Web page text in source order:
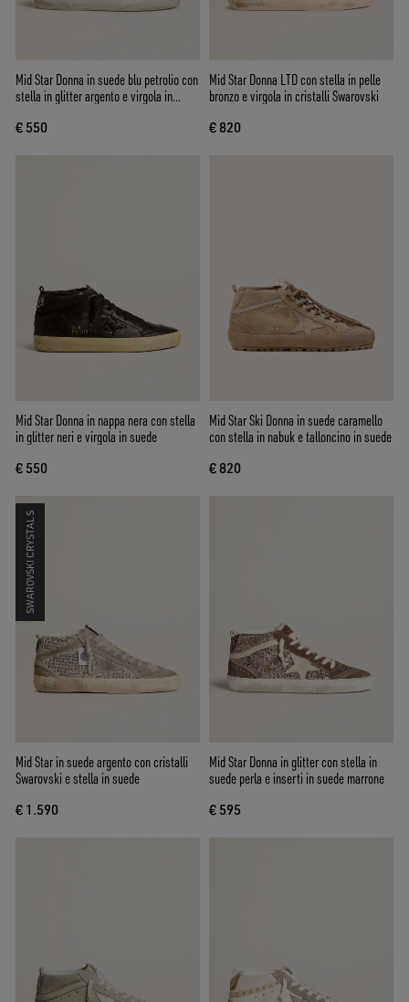
Mid Star Donna in suede blu petrolio con
stella in glitter argento e virgola in
€ 550
Mid Star Donna LTD con stella in pelle
bronzo e virgola in cristalli Swarovski
€ 820
Mid Star Donna in nappa nera con stella
in glitter neri e virgola in suede
€ 550
Mid Star Ski Donna in suede caramello
con stella in nabuk e talloncino in suede
€ 820
SWAROVSKI CRYSTALS
Mid Star in suede argento con cristalli
Swarovski e stella in suede
€ 1.590
Mid Star Donna in glitter con stella in
suede perla e inserti in suede marrone
€ 595